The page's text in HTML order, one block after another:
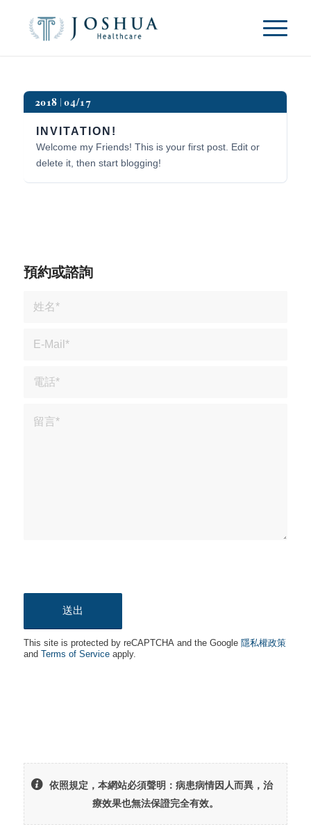
2018 04/17
INVITATION!
Welcome my Friends! This is your first post. Edit or
delete it, then start blogging!
預約或諮詢
This site is protected by reCAPTCHA and the Google 隱私權政策
and Terms of Serviceapply.
依照規定，本網站必須聲明：病患病情因人而異，治
療效果也無法保證完全有效。